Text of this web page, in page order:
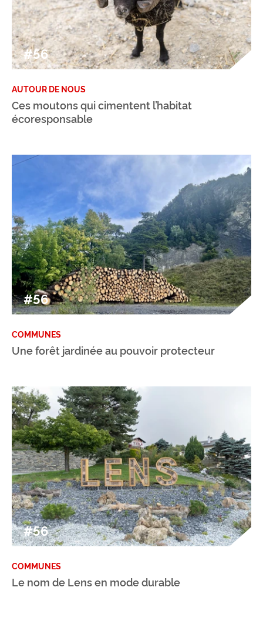
#56
AUTOUR DE NOUS
Ces moutons qui cimentent l’habitat
écoresponsable
#56
COMMUNES
Une forêt jardinée au pouvoir protecteur
#56
COMMUNES
Le nom de Lens en mode durable